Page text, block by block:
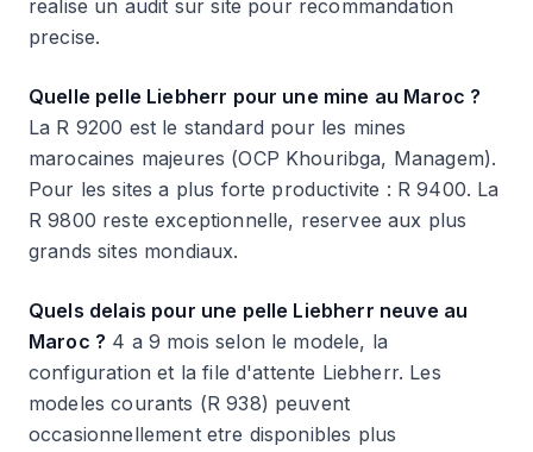
realise un audit sur site pour recommandation
precise.
Quelle pelle Liebherr pour une mine au Maroc ?
La R 9200 est le standard pour les mines
marocaines majeures (OCP Khouribga, Managem).
Pour les sites a plus forte productivite : R 9400. La
R 9800 reste exceptionnelle, reservee aux plus
grands sites mondiaux.
Quels delais pour une pelle Liebherr neuve au
Maroc ? 4 a 9 mois selon le modele, la
configuration et la file d'attente Liebherr. Les
modeles courants (R 938) peuvent
occasionnellement etre disponibles plus